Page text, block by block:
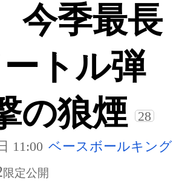
季最長
ートル弾
の狼煙
28
11:00 ベースボールキング
限定公開